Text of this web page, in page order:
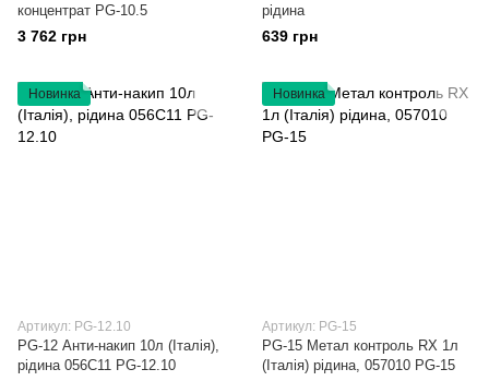
концентрат PG-10.5
3 762 грн
рідина
639 грн
Новинка
Артикул: PG-12.10
PG-12 Анти-накип 10л (Італія),
рідина 056C11 PG-12.10
Новинка
Артикул: PG-15
PG-15 Метал контроль RX 1л
(Італія) рідина, 057010 PG-15